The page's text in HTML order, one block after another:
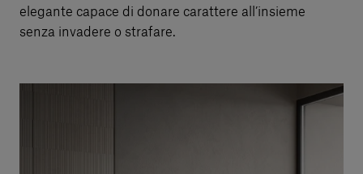
elegante capace di donare carattere all’insieme
senza invadere o strafare.